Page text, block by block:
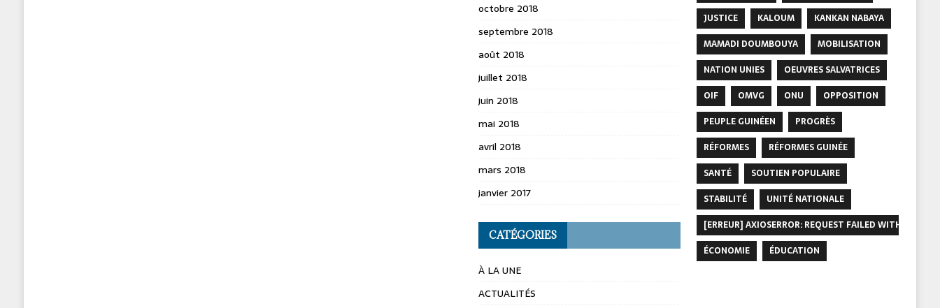
octobre 2018
septembre 2018
août 2018
juillet 2018
juin 2018
mai 2018
avril 2018
mars 2018
janvier 2017
CATÉGORIES
À LA UNE
ACTUALITÉS
JUSTICE
KALOUM
KANKAN NABAYA
MAMADI DOUMBOUYA
MOBILISATION
NATION UNIES
OEUVRES SALVATRICES
OIF
OMVG ONU
OPPOSITION
PEUPLE GUINÉEN
PROGRÈS
RÉFORMES
RÉFORMES GUINÉE
SANTÉ
SOUTIEN POPULAIRE
STABILITÉ
UNITÉ NATIONALE
[ERREUR] AXIOSERROR: REQUEST FAILED WITH
ÉCONOMIE
ÉDUCATION